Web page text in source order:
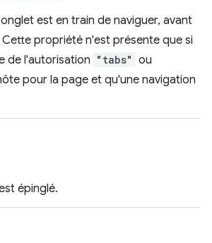
est en train de naviguer, avant
Cette propriété n'est présente que si
de l'autorisation "tabs" ou
pour la page et qu'une navigation
épinglé.